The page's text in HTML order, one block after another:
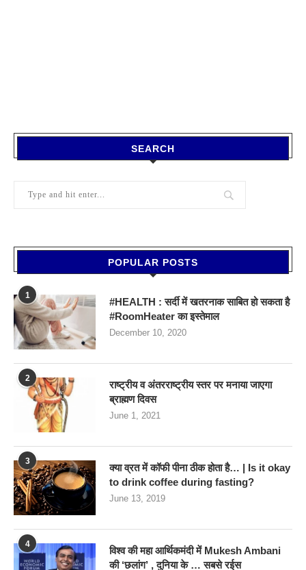
SEARCH
POPULAR POSTS
1
#HEALTH : सर्दी में खतरनाक साबित हो सकता है
#RoomHeater का इस्तेमाल
December 10, 2020
2
राष्ट्रीय व अंतरराष्ट्रीय स्तर पर मनाया जाएगा
ब्राह्मण दिवस
June 1, 2021
3
क्या व्रत में कॉफी पीना ठीक होता है… | Is it okay
to drink coffee during fasting?
June 13, 2019
4
विश्व की महा आर्थिकमंदी में Mukesh Ambani
की ‘छलांग’ , दुनिया के … सबसे रईस